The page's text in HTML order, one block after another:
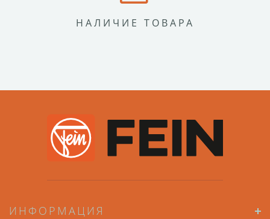
НАЛИЧИЕ ТОВАРА
ИНФОРМАЦИЯ